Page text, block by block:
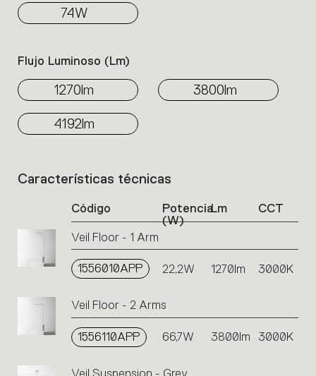
74W
Flujo Luminoso (lm)
1270lm 3800lm
4192lm
List
the
code
Características técnicas
Código
Potencia
(W)
Lm CCT
Veil Floor - 1 Arm
1556010APP 22,2W 1270lm 3000K
Veil Floor - 2 Arms
1556110APP 66,7W 3800lm 3000K